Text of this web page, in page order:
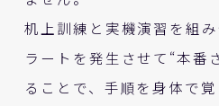
机上訓練と実機演習を組
ラートを発生させて“本番
ることで、手順を身体で